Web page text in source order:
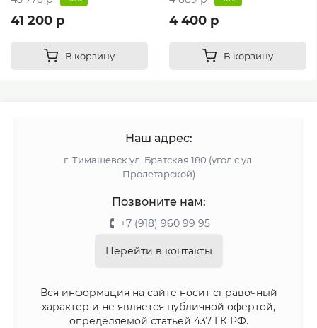
41 200 р
В корзину
4 400 р
В корзину
Наш адрес:
г. Тимашевск ул. Братская 180 (угол с ул.
Пролетарской)
Позвоните нам:
+7 (918) 960 99 95
Перейти в контакты
Вся информация на сайте носит справочный
характер и не является публичной офертой,
определяемой статьей 437 ГК РФ.